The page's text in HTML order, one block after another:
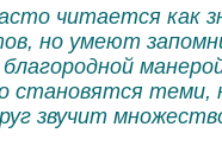
читается как
но умеют
становятся теми,
звучит